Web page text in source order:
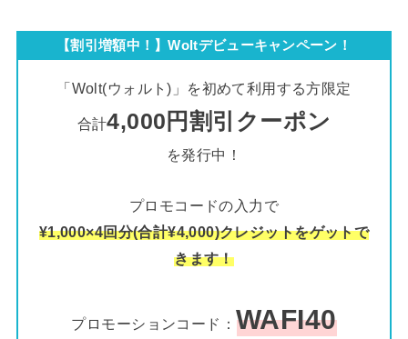
【割引増額中！】Woltデビューキャンペーン！
「Wolt(ウォルト)」を初めて利用する方限定
合計4,000円割引クーポン
を発行中！
プロモコードの入力で
¥1,000×4回分(合計¥4,000)クレジットをゲットで
きます！
プロモーションコード： WAFI40